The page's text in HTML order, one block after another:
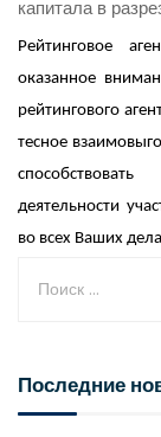
капитала в
Рейтинговое
оказанное
рейтингового
тесное
деятельности
во всех Ваших
Последние